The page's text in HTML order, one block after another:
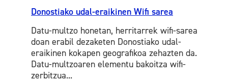
Donostiako udal-eraikinen Wifi sarea
Datu-multzo honetan, herritarrek wifi-sarea
doan erabil dezaketen Donostiako udal-
eraikinen kokapen geografikoa zehazten da.
Datu-multzoaren elementu bakoitza wifi-
zerbitzua...